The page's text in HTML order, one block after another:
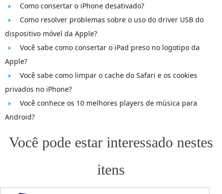
Como consertar o iPhone desativado?
Como resolver problemas sobre o uso do driver USB do
dispositivo móvel da Apple?
Você sabe como consertar o iPad preso no logotipo da
Apple?
Você sabe como limpar o cache do Safari e os cookies
privados no iPhone?
Você conhece os 10 melhores players de música para
Android?
Você pode estar interessado nestes
itens